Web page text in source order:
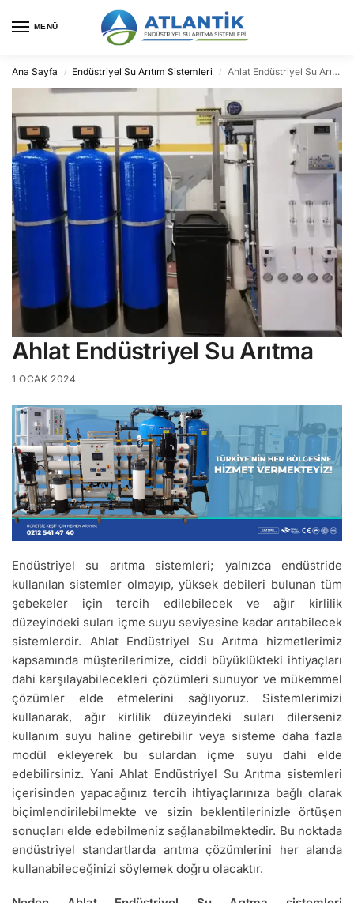
MENÜ
Ana Sayfa / Endüstriyel Su Arıtım Sistemleri / Ahlat Endüstriyel Su Arıtma
Ahlat Endüstriyel Su Arıtma
1 OCAK 2024
Endüstriyel su arıtma sistemleri; yalnızca endüstride
kullanılan sistemler olmayıp, yüksek debileri bulunan tüm
şebekeler için tercih edilebilecek ve ağır kirlilik
düzeyindeki suları içme suyu seviyesine kadar arıtabilecek
sistemlerdir. Ahlat Endüstriyel Su Arıtma hizmetlerimiz
kapsamında müşterilerimize, ciddi büyüklükteki ihtiyaçları
dahi karşılayabilecekleri çözümleri sunuyor ve mükemmel
çözümler elde etmelerini sağlıyoruz. Sistemlerimizi
kullanarak, ağır kirlilik düzeyindeki suları dilerseniz
kullanım suyu haline getirebilir veya sisteme daha fazla
modül ekleyerek bu sulardan içme suyu dahi elde
edebilirsiniz. Yani Ahlat Endüstriyel Su Arıtma sistemleri
içerisinden yapacağınız tercih ihtiyaçlarınıza bağlı olarak
biçimlendirilebilmekte ve sizin beklentilerinizle örtüşen
sonuçları elde edebilmeniz sağlanabilmektedir. Bu noktada
endüstriyel standartlarda arıtma çözümlerini her alanda
kullanabileceğinizi söylemek doğru olacaktır.